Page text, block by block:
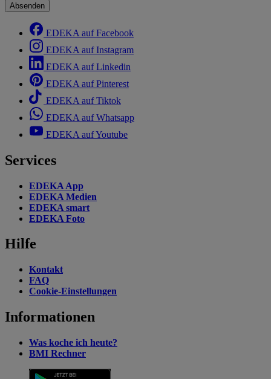
Absenden
EDEKA auf Facebook
EDEKA auf Instagram
EDEKA auf Linkedin
EDEKA auf Pinterest
EDEKA auf Tiktok
EDEKA auf Whatsapp
EDEKA auf Youtube
Services
EDEKA App
EDEKA Medien
EDEKA smart
EDEKA Foto
Hilfe
Kontakt
FAQ
Cookie-Einstellungen
Informationen
Was koche ich heute?
BMI Rechner